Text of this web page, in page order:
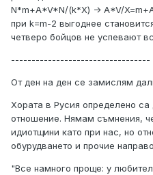
N*m+A*V*N/(k*X) -> A*V/
при k=m-2 выгоднее
четверо бойцов не успевают
----------------------------------
От ден на ден се замислям
Хората в Русия определено са
отношение. Нямам съмнения,
идиотщини като при нас, но
обурудването и прочие
"Все намного проще: у